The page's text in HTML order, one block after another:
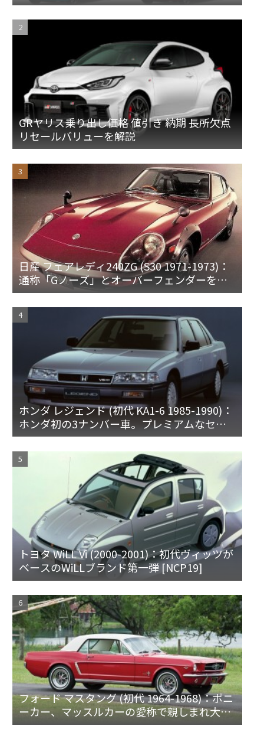
GRヤリス乗り出し価格 値引き 納期 長所欠点
リセールバリューを解説
日産 フェアレディ240ZG (S30 1971-1973)：
通称「Gノーズ」とオーバーフェンダーを装
備した特別なZ
ホンダ レジェンド (初代 KA1-6 1985-1990)：
ホンダ初の3ナンバー車。プレミアムなセダ
ンとハードトップ
トヨタ WiLL Vi (2000-2001)：初代ヴィッツが
ベースのWiLLブランド第一弾 [NCP19]
フォード マスタング (初代 1964-1968)：ポニ
ーカー、マッスルカーの愛称で親しまれ大ヒ
ット